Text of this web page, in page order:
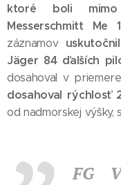
ktoré boli mimo
Messerschmitt Me
záznamov
Jäger 84 ďalších
dosahoval v
dosahoval rýchlosť
od nadmorskej
FG